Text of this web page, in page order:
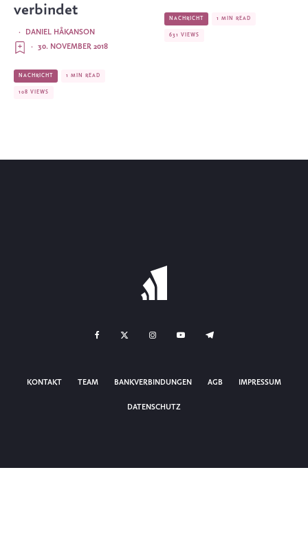
verbindet
DANIEL HÅKANSON
·
30. NOVEMBER 2018
·
NACHRICHT 1 MIN READ
108 VIEWS
NACHRICHT 1 MIN READ
631 VIEWS
KONTAKT TEAM BANKVERBINDUNGEN AGB IMPRESSUM
DATENSCHUTZ